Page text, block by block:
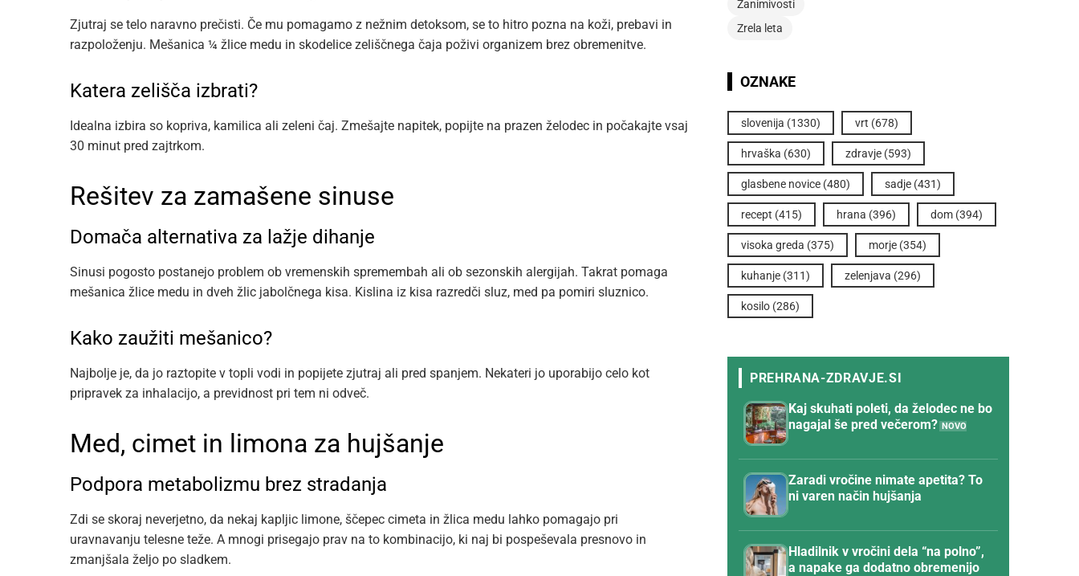
Zjutraj se telo naravno prečisti. Če mu pomagamo z nežnim detoksom, se to hitro pozna na koži, prebavi in
razpoloženju. Mešanica ¼ žlice medu in skodelice zeliščnega čaja poživi organizem brez obremenitve.
Katera zelišča izbrati?
Idealna izbira so kopriva, kamilica ali zeleni čaj. Zmešajte napitek, popijte na prazen želodec in počakajte vsaj
30 minut pred zajtrkom.
Rešitev za zamašene sinuse
Domača alternativa za lažje dihanje
Sinusi pogosto postanejo problem ob vremenskih spremembah ali ob sezonskih alergijah. Takrat pomaga
mešanica žlice medu in dveh žlic jabolčnega kisa. Kislina iz kisa razredči sluz, med pa pomiri sluznico.
Kako zaužiti mešanico?
Najbolje je, da jo raztopite v topli vodi in popijete zjutraj ali pred spanjem. Nekateri jo uporabijo celo kot
pripravek za inhalacijo, a previdnost pri tem ni odveč.
Med, cimet in limona za hujšanje
Podpora metabolizmu brez stradanja
Zdi se skoraj neverjetno, da nekaj kapljic limone, ščepec cimeta in žlica medu lahko pomagajo pri
uravnavanju telesne teže. A mnogi prisegajo prav na to kombinacijo, ki naj bi pospeševala presnovo in
zmanjšala željo po sladkem.
Zanimivosti
Zrela leta
OZNAKE
slovenija (1330) vrt (678)
hrvaška (630) zdravje (593)
glasbene novice (480) sadje (431)
recept (415) hrana (396) dom (394)
visoka greda (375) morje (354)
kuhanje (311) zelenjava (296)
kosilo (286)
Kaj skuhati poleti, da želodec ne bo
nagajal še pred večerom?
Zaradi vročine nimate apetita? To
ni varen način hujšanja
Hladilnik v vročini dela “na polno”,
a napake ga dodatno obremenijo